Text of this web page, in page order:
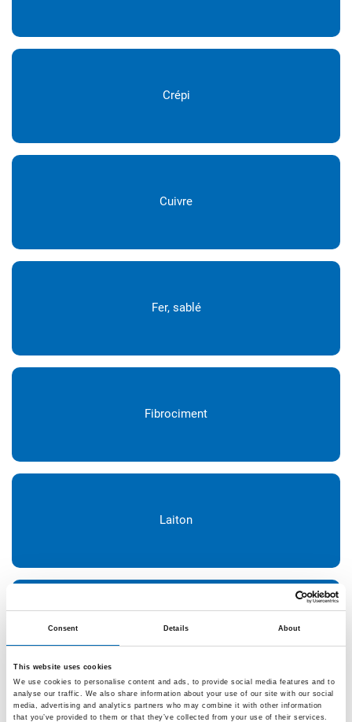
Consent Details About
This website uses cookies
We use cookies to personalise content and ads, to provide social media features and to
analyse our traffic. We also share information about your use of our site with our social
media, advertising and analytics partners who may combine it with other information
that you’ve provided to them or that they’ve collected from your use of their services.
Crépi
Cuivre
Fer, sablé
Fibrociment
Laiton
Matériau minéral